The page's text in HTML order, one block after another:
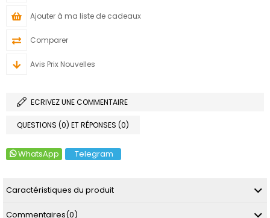
Ajouter à ma liste de cadeaux
Comparer
Avis Prix Nouvelles
ECRIVEZ UNE COMMENTAIRE
QUESTIONS (0) ET RÉPONSES (0)
WhatsApp Telegram
Caractéristiques du produit
Commentaires(0)